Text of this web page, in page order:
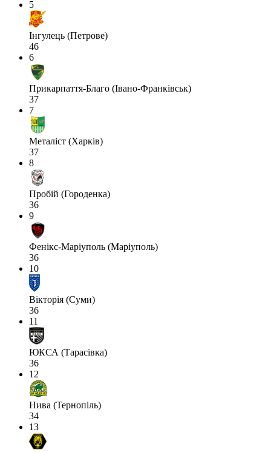
5
Інгулець (Петрове)
46
6
Прикарпаття-Благо (Івано-Франківськ)
37
7
Металіст (Харків)
37
8
Пробій (Городенка)
36
9
Фенікс-Маріуполь (Маріуполь)
36
10
Вікторія (Суми)
36
11
ЮКСА (Тарасівка)
36
12
Нива (Тернопіль)
34
13